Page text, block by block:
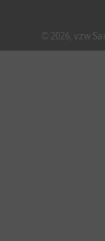
© 2026, vzw